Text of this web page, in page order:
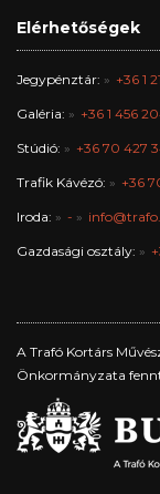
Elérhetőségek
Jegypénztár: +36 1
Galéria: +36 1 456
Stúdió: +36 70 427
Trafik Kávézó: +36
Iroda: -
Gazdasági osztály:
A Trafó Kortárs
Önkormányzata